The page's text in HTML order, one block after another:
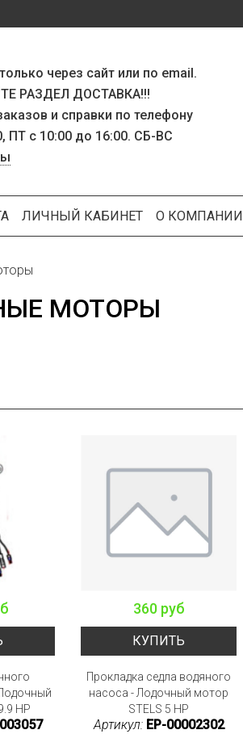
через сайт или по email.
РАЗДЕЛ ДОСТАВКА!!!
и справки по телефону
ПТ с 10:00 до 16:00. СБ-ВС
ЛИЧНЫЙ КАБИНЕТ О КОМПАНИИ
МОТОРЫ
HP
360 руб
КУПИТЬ
Прокладка седла водяного
насоса - Лодочный мотор
STELS 5 HP
Артикул: EP-00002302